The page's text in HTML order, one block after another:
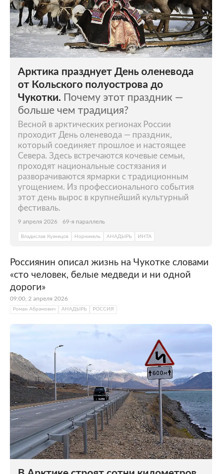
Арктика празднует День оленевода
от Кольского полуострова до
Чукотки. Почему этот праздник —
больше чем традиция?
Весной в арктических регионах России
проходит День оленевода — праздник,
который соединяет прошлое и настоящее
Севера. Здесь встречаются кочевые семьи,
проходят национальные состязания и
разворачиваются ярмарки с традиционным
угощением. Из профессионального события
этот день вырос в крупнейший культурный
фестиваль.
9 апреля 2026 69-я параллель
Владислав Кузнецов Норникель АНАДЫРЬ ИНТА
Россиянин описал жизнь на Чукотке словами
«сто человек, белые медведи и ни одной
дороги»
09:00, 2 апреля 2026
Роман Абрамович АНАДЫРЬ РОССИЯ